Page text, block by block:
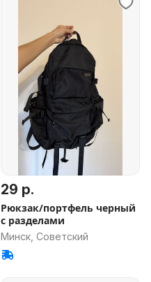
29 р.
Рюкзак/портфель черный
с разделами
Минск, Советский